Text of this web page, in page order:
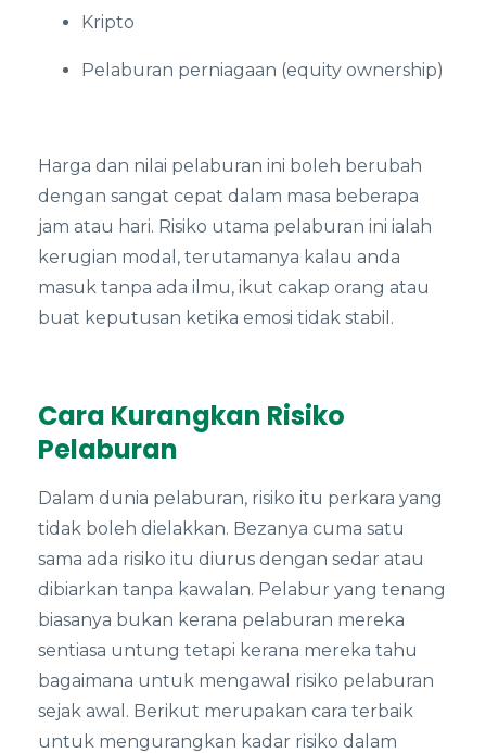
Kripto
Pelaburan perniagaan (equity ownership)
Harga dan nilai pelaburan ini boleh berubah
dengan sangat cepat dalam masa beberapa
jam atau hari. Risiko utama pelaburan ini ialah
kerugian modal, terutamanya kalau anda
masuk tanpa ada ilmu, ikut cakap orang atau
buat keputusan ketika emosi tidak stabil.
Cara Kurangkan Risiko
Pelaburan
Dalam dunia pelaburan, risiko itu perkara yang
tidak boleh dielakkan. Bezanya cuma satu
sama ada risiko itu diurus dengan sedar atau
dibiarkan tanpa kawalan. Pelabur yang tenang
biasanya bukan kerana pelaburan mereka
sentiasa untung tetapi kerana mereka tahu
bagaimana untuk mengawal risiko pelaburan
sejak awal. Berikut merupakan cara terbaik
untuk mengurangkan kadar risiko dalam